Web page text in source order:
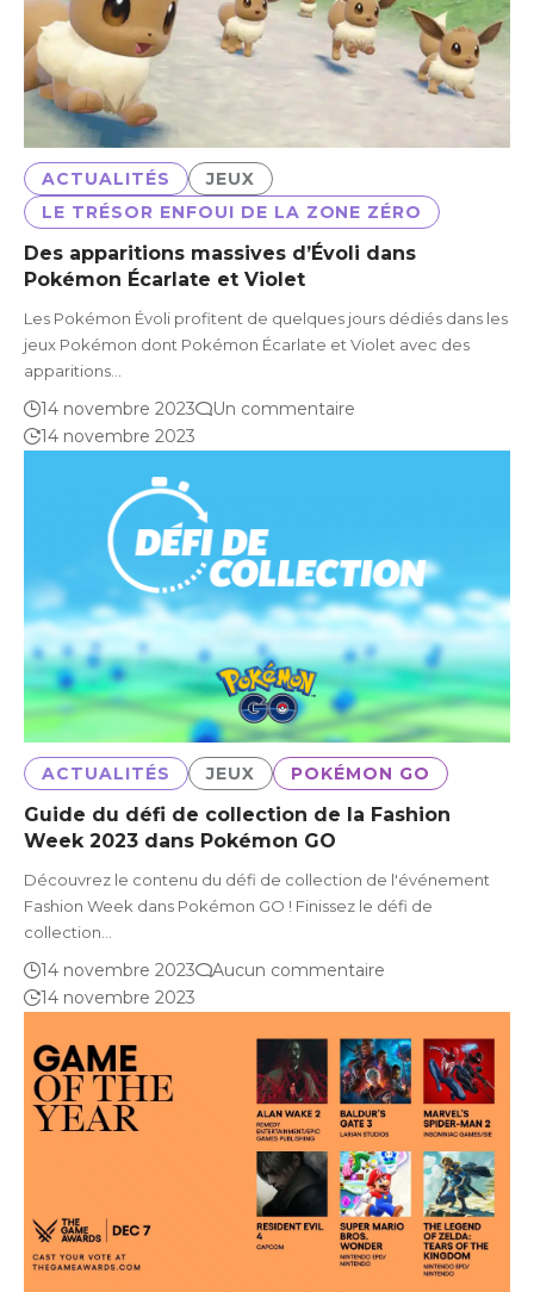
ACTUALITÉS
JEUX
LE TRÉSOR ENFOUI DE LA ZONE ZÉRO
Des apparitions massives d’Évoli dans
Pokémon Écarlate et Violet
Les Pokémon Évoli profitent de quelques jours dédiés dans les
jeux Pokémon dont Pokémon Écarlate et Violet avec des
apparitions…
14 novembre 2023
Un commentaire
14 novembre 2023
ACTUALITÉS JEUX POKÉMON GO
Guide du défi de collection de la Fashion
Week 2023 dans Pokémon GO
Découvrez le contenu du défi de collection de l'événement
Fashion Week dans Pokémon GO ! Finissez le défi de
collection…
14 novembre 2023
Aucun commentaire
14 novembre 2023